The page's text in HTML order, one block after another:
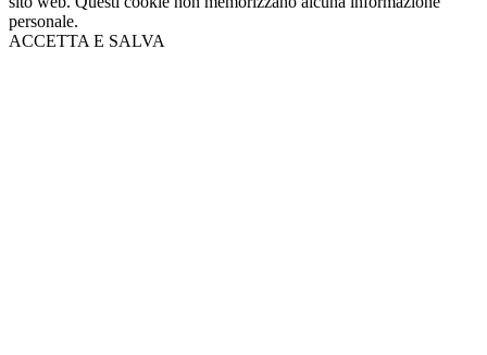
personale.
ACCETTA E SALVA